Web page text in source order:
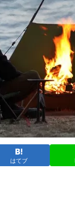
はてブ